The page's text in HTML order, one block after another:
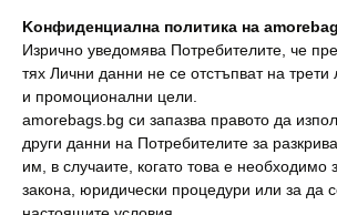
Kонфиденциална политика на
Изрично уведомява Потребителите, че
тях Лични данни не се отстъпват на
и промоционални цели.
amorebags.bg си запазва правото да
други данни на Потребителите за
им, в случаите, когато това е необходимо
закона, юридически процедури или за да